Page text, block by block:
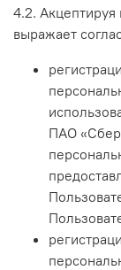
4.2.
выражает
ПАО